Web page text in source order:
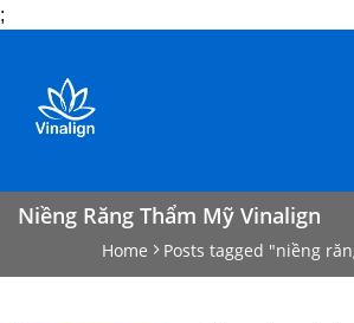
;
content
Niềng Răng Thẩm Mỹ Vinalign
Home Posts tagged "niềng